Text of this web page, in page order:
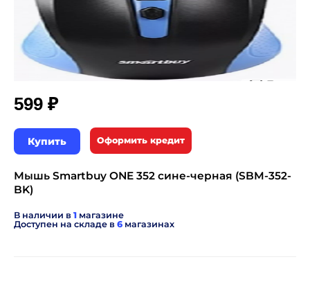
599 ₽
Купить Оформить кредит
Мышь Smartbuy ONE 352 сине-черная (SBM-352-
BK)
В наличии в 1 магазине
Доступен на складе в 6 магазинах